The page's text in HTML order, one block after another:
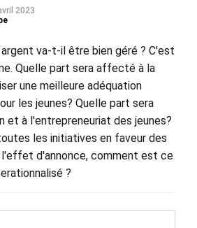
2023
va-t-il être bien géré ? C'est
Quelle part sera affecté à la
une meilleure adéquation
les jeunes? Quelle part sera
et à l'entrepreneuriat des jeunes?
les initiatives en faveur des
l'effet d'annonce, comment est ce
?